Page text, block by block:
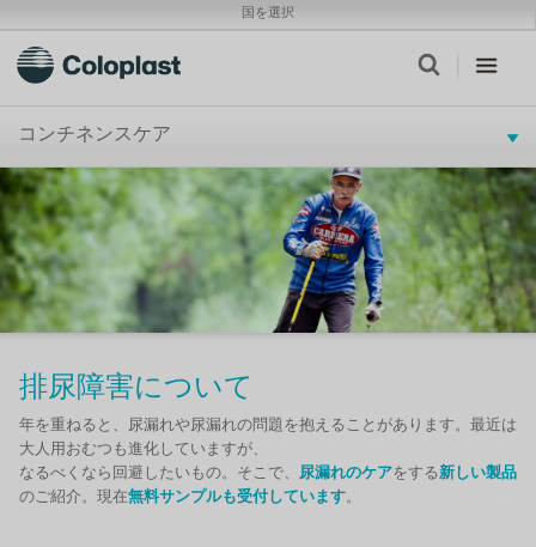
国を選択
コンチネンスケア
排尿障害について
年を重ねると、尿漏れや尿漏れの問題を抱えることがあります。最近は
大人用おむつも進化していますが、
なるべくなら回避したいもの。そこで、 尿漏れのケアをする新しい製品
のご紹介。現在無料サンプルも受付しています。